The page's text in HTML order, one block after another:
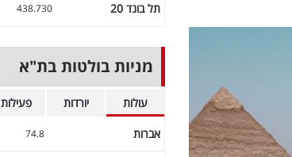
תל בונד 20 438.730
מניות בולטות בת"א
עולות יורדות פעילות
אברות 74.8